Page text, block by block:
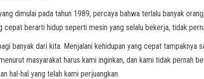
dimulai pada tahun 1989, percaya bahwa terlalu banyak
cepat berarti hidup seperti mesin yang selalu bekerja, tidak
banyak dari kita. Menjalani kehidupan yang cepat
masyarakat harus kami inginkan, dan kami tidak pernah
hal-hal yang telah kami perjuangkan.